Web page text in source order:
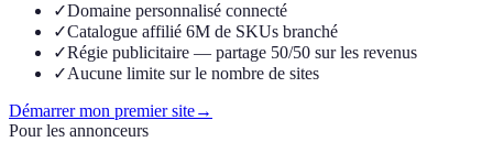
✓Domaine personnalisé connecté
✓Catalogue affilié 6M de SKUs branché
✓Régie publicitaire — partage 50/50 sur les revenus
✓Aucune limite sur le nombre de sites
Démarrer mon premier site→
Pour les annonceurs